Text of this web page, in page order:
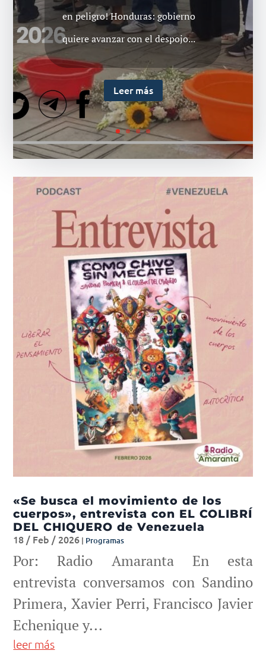
valor de lo colectivo. ️
Venezuela: un pueblo de cara a
la vida. Argentina: el orgullo es
político y Justicia para los...
«Se busca el movimiento de los
cuerpos», entrevista con EL COLIBRÍ
DEL CHIQUERO de Venezuela
18 / Feb / 2026 | Programas
Por: Radio Amaranta En esta
entrevista conversamos con Sandino
Primera, Xavier Perri, Francisco Javier
Echenique y...
leer más